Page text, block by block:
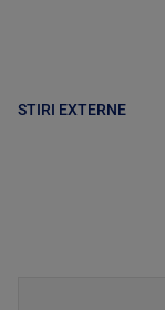
STIRI EXTERNE